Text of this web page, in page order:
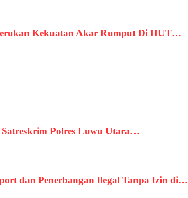
Kekuatan Akar Rumput Di HUT…
Polres Luwu Utara…
dan Penerbangan Ilegal Tanpa Izin di…